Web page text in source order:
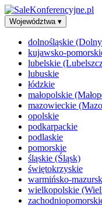
Województwa ▾
dolnośląskie
kujawsko-
lubelskie
lubuskie
łódzkie
małopolskie
mazowieckie
opolskie
podkarpackie
podlaskie
pomorskie
śląskie (Śląsk)
świętokrzyskie
warmińsko-
wielkopolskie